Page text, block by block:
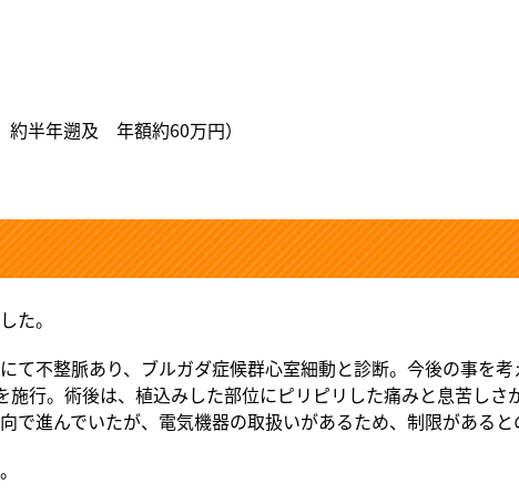
半年遡及 年額約60万円）
た。
て不整脈あり、ブルガダ症候群心室細動と診断。今後の事を
施行。術後は、植込みした部位にピリピリした痛みと息苦し
で進んでいたが、電気機器の取扱いがあるため、制限がある